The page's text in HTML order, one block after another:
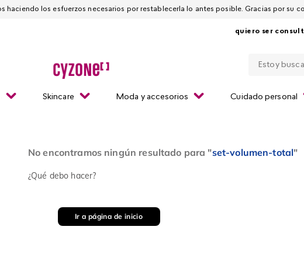
quiero ser
Skincare Moda y accesorios Cuidado personal
Esta página está suspendida temporalmente. Estamos haciendo los esfuerzos necesarios por restablecerla lo antes posible. Gracias
No encontramos ningún resultado para "set-volumen-total"
¿Qué debo hacer?
Ir a página de inicio